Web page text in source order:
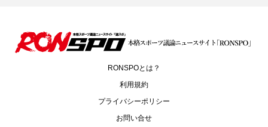
RONSPOとは？
利用規約
プライバシーポリシー
お問い合せ